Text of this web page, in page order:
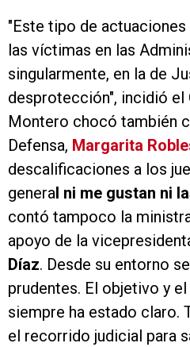
"Este tipo de
las víctimas en las
singularmente, en la de
desprotección", incidió el
Montero chocó también
Defensa, Margarita
descalificaciones a los
general ni me gustan ni
contó tampoco la
apoyo de la
Díaz. Desde su entorno
prudentes. El objetivo y
siempre ha estado claro.
el recorrido judicial para